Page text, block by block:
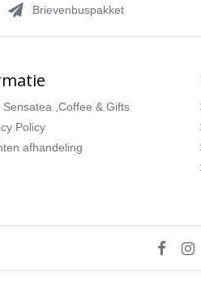
Brievenbuspakket
Sensatea ,Coffee & Gifts
Policy
afhandeling